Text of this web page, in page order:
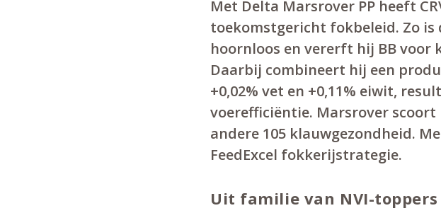
Met Delta Marsrover PP heeft
toekomstgericht fokbeleid. Zo is
hoornloos en vererft hij BB voor
Daarbij combineert hij een
+0,02% vet en +0,11% eiwit,
voerefficiëntie. Marsrover
andere 105 klauwgezondheid.
FeedExcel fokkerijstrategie.
Uit familie van NVI-toppers